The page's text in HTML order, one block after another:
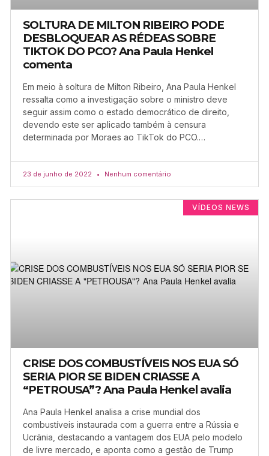
SOLTURA DE MILTON RIBEIRO PODE
DESBLOQUEAR AS RÉDEAS SOBRE
TIKTOK DO PCO? Ana Paula Henkel
comenta
Em meio à soltura de Milton Ribeiro, Ana Paula Henkel
ressalta como a investigação sobre o ministro deve
seguir assim como o estado democrático de direito,
devendo este ser aplicado também à censura
determinada por Moraes ao TikTok do PCO.…
23 de junho de 2022 Nenhum comentário
VÍDEOS NEWS
CRISE DOS COMBUSTÍVEIS NOS EUA SÓ
SERIA PIOR SE BIDEN CRIASSE A
“PETROUSA”? Ana Paula Henkel avalia
Ana Paula Henkel analisa a crise mundial dos
combustíveis instaurada com a guerra entre a Rússia e
Ucrânia, destacando a vantagem dos EUA pelo modelo
de livre mercado, e aponta como a gestão de Trump